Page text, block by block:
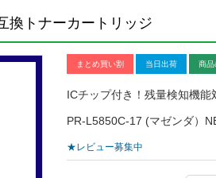
換トナーカートリッジ
まとめ買い割 当日出荷 商品
ICチップ付き！残量検知機能
PR-L5850C-17 (マゼンダ）
★レビュー募集中